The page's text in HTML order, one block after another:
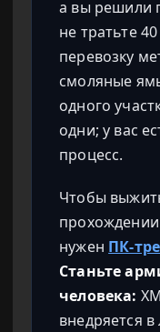
а вы решили
не тратьте
перевозку
смоляные
одного
одни; у вас
процесс.
Чтобы
нужен ПК-
Станьте
человека:
внедряется